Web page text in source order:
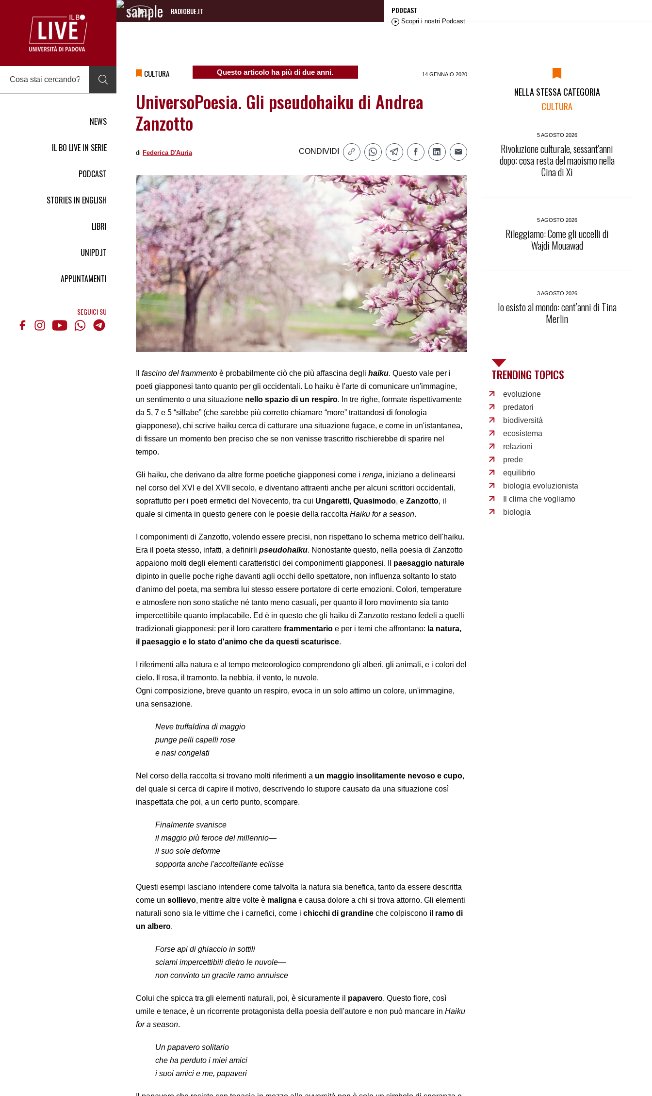
NEWS
IL BO LIVE IN SERIE
PODCAST
STORIES IN ENGLISH
LIBRI
UNIPD.IT
APPUNTAMENTI
SEGUICI SU
RADIOBUE.IT
Audio
PODCAST
Scopri i nostri Podcast
CULTURA Questo articolo ha più di due anni. 14 GENNAIO 2020
UniversoPoesia. Gli pseudohaiku di Andrea
Zanzotto
di Federica DʹAuria CONDIVIDI
fascino del frammento è probabilmente ciò che più affascina degli haiku. Questo vale per i
poeti giapponesi tanto quanto per gli occidentali. Lo haiku è l'arte di comunicare un'immagine,
un sentimento o una situazione nello spazio di un respiro. In tre righe, formate rispettivamente
da 5, 7 e 5 “sillabe” (che sarebbe più corretto chiamare “more” trattandosi di fonologia
giapponese), chi scrive haiku cerca di catturare una situazione fugace, e come in un'istantanea,
di fissare un momento ben preciso che se non venisse trascritto rischierebbe di sparire nel
tempo.
Gli haiku, che derivano da altre forme poetiche giapponesi come i renga, iniziano a delinearsi
nel corso del XVI e del XVII secolo, e diventano attraenti anche per alcuni scrittori occidentali,
soprattutto per i poeti ermetici del Novecento, tra cui Ungaretti, Quasimodo, e Zanzotto, il
quale si cimenta in questo genere con le poesie della raccolta Haiku for a season.
I componimenti di Zanzotto, volendo essere precisi, non rispettano lo schema metrico dell'haiku.
Era il poeta stesso, infatti, a definirli pseudohaiku. Nonostante questo, nella poesia di Zanzotto
appaiono molti degli elementi caratteristici dei componimenti giapponesi. Il paesaggio naturale
dipinto in quelle poche righe davanti agli occhi dello spettatore, non influenza soltanto lo stato
d'animo del poeta, ma sembra lui stesso essere portatore di certe emozioni. Colori, temperature
e atmosfere non sono statiche né tanto meno casuali, per quanto il loro movimento sia tanto
impercettibile quanto implacabile. Ed è in questo che gli haiku di Zanzotto restano fedeli a quelli
tradizionali giapponesi: per il loro carattere frammentario e per i temi che affrontano: la natura,
il paesaggio e lo stato d'animo che da questi scaturisce.
I riferimenti alla natura e al tempo meteorologico comprendono gli alberi, gli animali, e i colori del
cielo. Il rosa, il tramonto, la nebbia, il vento, le nuvole.
Ogni composizione, breve quanto un respiro, evoca in un solo attimo un colore, un'immagine,
una sensazione.
Neve truffaldina di maggio
punge pelli capelli rose
e nasi congelati
Nel corso della raccolta si trovano molti riferimenti a un maggio insolitamente nevoso e cupo,
del quale si cerca di capire il motivo, descrivendo lo stupore causato da una situazione così
inaspettata che poi, a un certo punto, scompare.
Finalmente svanisce
il maggio più feroce del millennio—
il suo sole deforme
sopporta anche l'accoltellante eclisse
Questi esempi lasciano intendere come talvolta la natura sia benefica, tanto da essere descritta
come un sollievo, mentre altre volte è maligna e causa dolore a chi si trova attorno. Gli elementi
naturali sono sia le vittime che i carnefici, come i chicchi di grandine che colpiscono il ramo di
un albero.
Forse api di ghiaccio in sottili
sciami impercettibili dietro le nuvole—
non convinto un gracile ramo annuisce
Colui che spicca tra gli elementi naturali, poi, è sicuramente il papavero. Questo fiore, così
umile e tenace, è un ricorrente protagonista della poesia dell'autore e non può mancare in Haiku
for a season.
Un papavero solitario
che ha perduto i miei amici
i suoi amici e me, papaveri
NELLA STESSA CATEGORIA
CULTURA
5 AGOSTO 2026
Rivoluzione culturale, sessant'anni
dopo: cosa resta del maoismo nella
Cina di Xi
5 AGOSTO 2026
Rileggiamo: Come gli uccelli di
Wajdi Mouawad
3 AGOSTO 2026
Io esisto al mondo: cent’anni di Tina
Merlin
TRENDING TOPICS
evoluzione
predatori
biodiversità
ecosistema
relazioni
prede
equilibrio
biologia evoluzionista
Il clima che vogliamo
biologia